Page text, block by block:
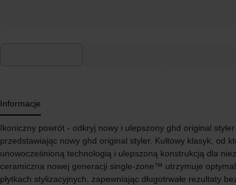
Informacje
Ikoniczny powrót - odkryj nowy i ulepszony ghd original
przedstawiając nowy ghd original styler. Kultowy klasyk, od
unowocześnioną technologią i ulepszoną konstrukcją dla
ceramiczna nowej generacji single-zone™ utrzymuje
płytkach stylizacyjnych, zapewniając długotrwałe rezultaty